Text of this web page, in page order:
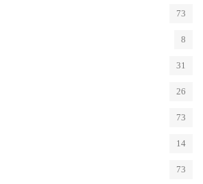
73
8
31
26
73
14
73